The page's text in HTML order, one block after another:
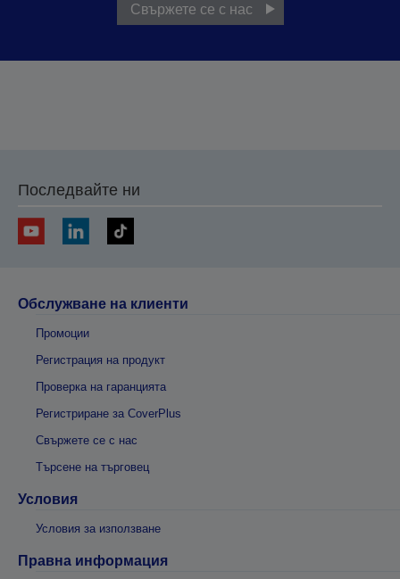
Свържете се с нас
Последвайте ни
Обслужване на клиенти
Промоции
Регистрация на продукт
Проверка на гаранцията
Регистриране за CoverPlus
Свържете се с нас
Търсене на търговец
Условия
Условия за използване
Правна информация